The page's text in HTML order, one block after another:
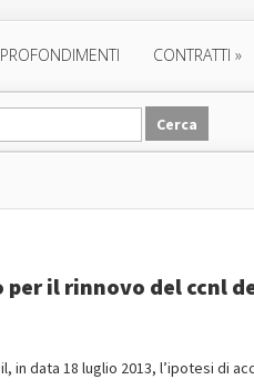
CONTRATTI »
il rinnovo del ccnl
in data 18 luglio 2013, l’ipotesi di